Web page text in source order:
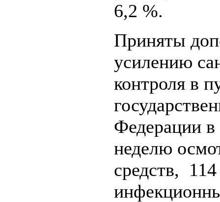
6,2 %.
Приняты
усилению
контроля в
Федерации
неделю
средств,